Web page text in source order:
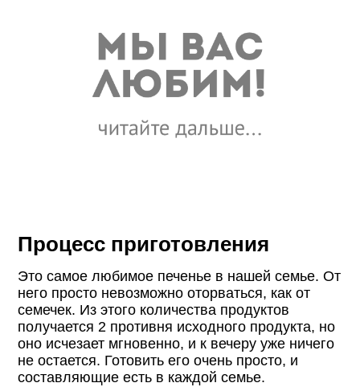
Процесс приготовления
Это самое любимое печенье в нашей семье. От
него просто невозможно оторваться, как от
семечек. Из этого количества продуктов
получается 2 противня исходного продукта, но
оно исчезает мгновенно, и к вечеру уже ничего
не остается. Готовить его очень просто, и
составляющие есть в каждой семье.